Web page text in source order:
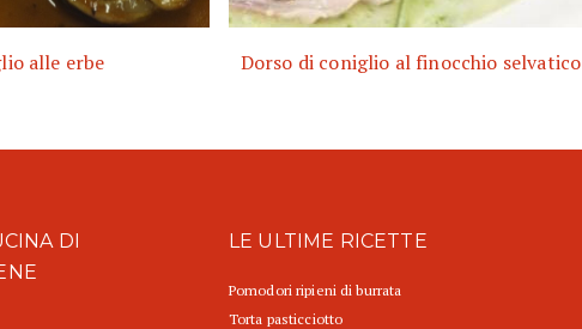
alle erbe Dorso di coniglio al finocchio selvatico
DI
LE ULTIME RICETTE
Pomodori ripieni di burrata
Torta pasticciotto